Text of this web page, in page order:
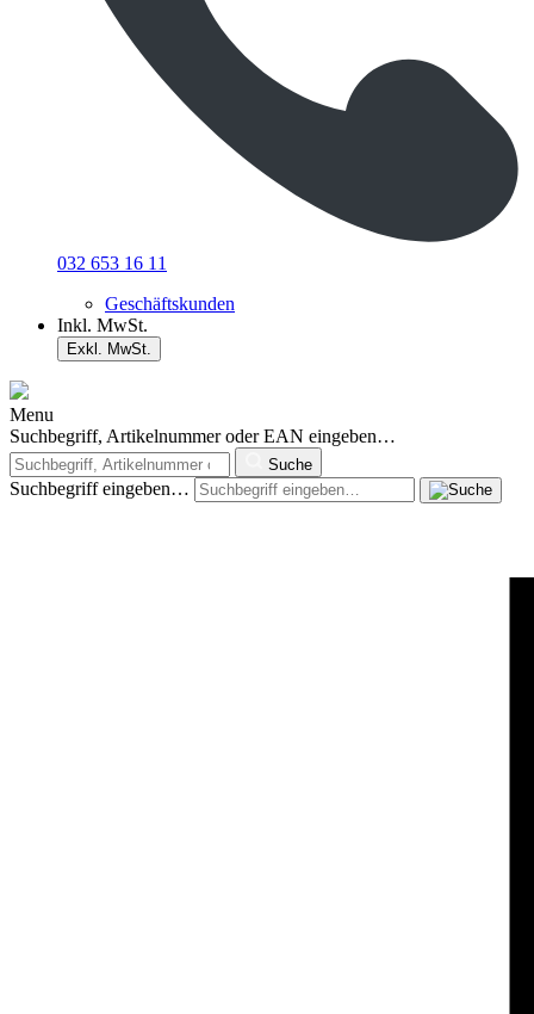
032 653 16 11
Geschäftskunden
Inkl. MwSt.
Exkl. MwSt.
Menu
Suchbegriff, Artikelnummer oder EAN eingeben…
Suche
Suchbegriff eingeben…